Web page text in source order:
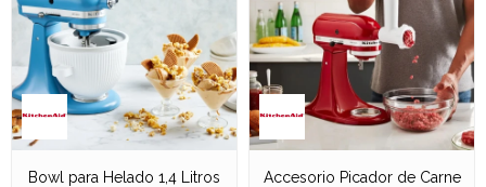
Bowl para Helado 1,4 Litros
Accesorio Picador de Carne